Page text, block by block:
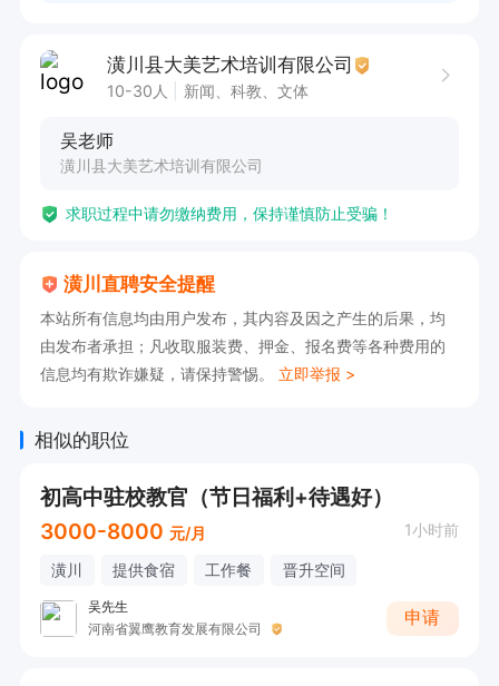
潢川县大美艺术培训有限公司
10-30人 新闻、科教、文体
吴老师
潢川县大美艺术培训有限公司
求职过程中请勿缴纳费用，保持谨慎防止受骗！
潢川直聘安全提醒
本站所有信息均由用户发布，其内容及因之产生的后果，均
由发布者承担；凡收取服装费、押金、报名费等各种费用的
信息均有欺诈嫌疑，请保持警惕。 立即举报 >
相似的职位
初高中驻校教官（节日福利+待遇好）
3000-8000 元/月 1小时前
潢川 提供食宿 工作餐 晋升空间
吴先生
河南省翼鹰教育发展有限公司
申请